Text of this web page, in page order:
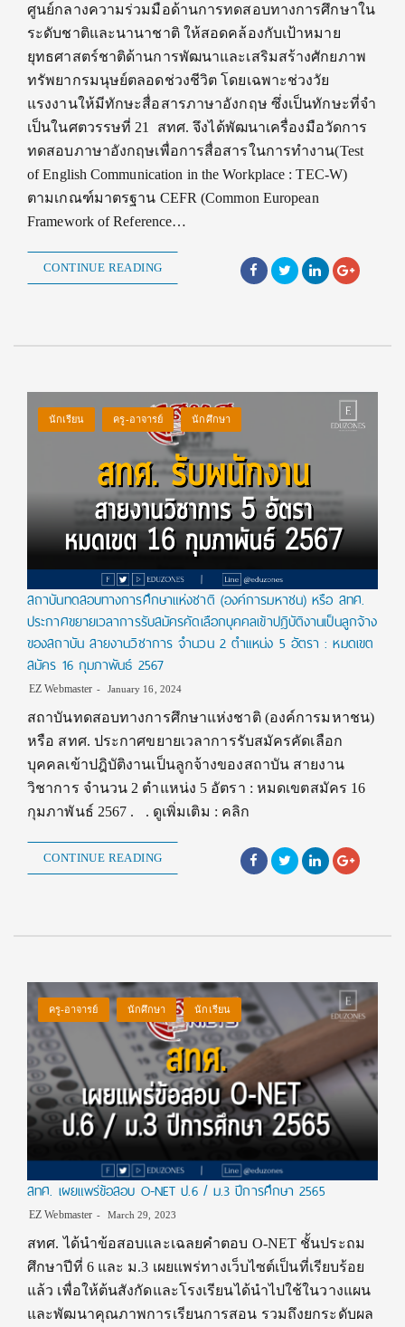
ศูนย์กลางความร่วมมือด้านการทดสอบทางการศึกษาใน
ระดับชาติและนานาชาติ ให้สอดคล้องกับเป้าหมาย
ยุทธศาสตร์ชาติด้านการพัฒนาและเสริมสร้างศักยภาพ
ทรัพยากรมนุษย์ตลอดช่วงชีวิต โดยเฉพาะช่วงวัย
แรงงานให้มีทักษะสื่อสารภาษาอังกฤษ ซึ่งเป็นทักษะที่จํา
เป็นในศตวรรษที่ 21 สทศ. จึงได้พัฒนาเครื่องมือวัดการ
ทดสอบภาษาอังกฤษเพื่อการสื่อสารในการทำงาน(Test
of English Communication in the Workplace : TEC-W)
ตามเกณฑ์มาตรฐาน CEFR (Common European
Framework of Reference…
CONTINUE READING
นักเรียน ครู-อาจารย์ นักศึกษา
สถาบันทดสอบทางการศึกษาแห่งชาติ (องค์การมหาชน) หรือ สทศ.
ประกาศขยายเวลาการรับสมัครคัดเลือกบุคคลเข้าปฎิบัติงานเป็นลูกจ้าง
ของสถาบัน สายงานวิชาการ จำนวน 2 ตำแหน่ง 5 อัตรา : หมดเขต
สมัคร 16 กุมภาพันธ์ 2567
EZ Webmaster January 16, 2024
สถาบันทดสอบทางการศึกษาแห่งชาติ (องค์การมหาชน)
หรือ สทศ. ประกาศขยายเวลาการรับสมัครคัดเลือก
บุคคลเข้าปฎิบัติงานเป็นลูกจ้างของสถาบัน สายงาน
วิชาการ จำนวน 2 ตำแหน่ง 5 อัตรา : หมดเขตสมัคร 16
กุมภาพันธ์ 2567 . . ดูเพิ่มเติม : คลิก
CONTINUE READING
ครู-อาจารย์ นักศึกษา นักเรียน
สทศ. เผยแพร่ข้อสอบ O-NET ป.6 / ม.3 ปีการศึกษา 2565
EZ Webmaster March 29, 2023
สทศ. ได้นำข้อสอบและเฉลยคำตอบ O-NET ชั้นประถม
ศึกษาปีที่ 6 และ ม.3 เผยแพร่ทางเว็บไซต์เป็นที่เรียบร้อย
แล้ว เพื่อให้ต้นสังกัดและโรงเรียนได้นำไปใช้ในวางแผน
และพัฒนาคุณภาพการเรียนการสอน รวมถึงยกระดับผล